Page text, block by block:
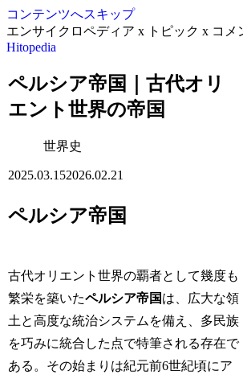
コンテンツへスキップ
エンサイクロペディア x トピック x コメ
Hitopedia
ペルシア帝国｜古代オリ
エント世界の帝国
世界史
2025.03.152026.02.21
ペルシア帝国
古代オリエント世界の覇者として幾度も
繁栄を築いたペルシア帝国は、広大な領
土と高度な統治システムを備え、多民族
を巧みに統合した点で特筆される存在で
ある。その始まりは紀元前6世紀頃にア